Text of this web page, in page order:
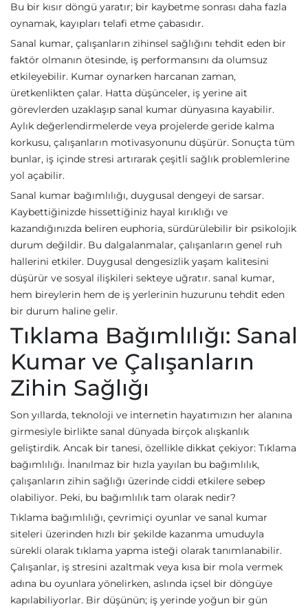
Bu bir kısır döngü yaratır; bir kaybetme sonrası daha fazla
oynamak, kayıpları telafi etme çabasıdır.
Sanal kumar, çalışanların zihinsel sağlığını tehdit eden bir
faktör olmanın ötesinde, iş performansını da olumsuz
etkileyebilir. Kumar oynarken harcanan zaman,
üretkenlikten çalar. Hatta düşünceler, iş yerine ait
görevlerden uzaklaşıp sanal kumar dünyasına kayabilir.
Aylık değerlendirmelerde veya projelerde geride kalma
korkusu, çalışanların motivasyonunu düşürür. Sonuçta tüm
bunlar, iş içinde stresi artırarak çeşitli sağlık problemlerine
yol açabilir.
Sanal kumar bağımlılığı, duygusal dengeyi de sarsar.
Kaybettiğinizde hissettiğiniz hayal kırıklığı ve
kazandığınızda beliren euphoria, sürdürülebilir bir psikolojik
durum değildir. Bu dalgalanmalar, çalışanların genel ruh
hallerini etkiler. Duygusal dengesizlik yaşam kalitesini
düşürür ve sosyal ilişkileri sekteye uğratır. sanal kumar,
hem bireylerin hem de iş yerlerinin huzurunu tehdit eden
bir durum haline gelir.
Tıklama Bağımlılığı: Sanal
Kumar ve Çalışanların
Zihin Sağlığı
Son yıllarda, teknoloji ve internetin hayatımızın her alanına
girmesiyle birlikte sanal dünyada birçok alışkanlık
geliştirdik. Ancak bir tanesi, özellikle dikkat çekiyor: Tıklama
bağımlılığı. İnanılmaz bir hızla yayılan bu bağımlılık,
çalışanların zihin sağlığı üzerinde ciddi etkilere sebep
olabiliyor. Peki, bu bağımlılık tam olarak nedir?
Tıklama bağımlılığı, çevrimiçi oyunlar ve sanal kumar
siteleri üzerinden hızlı bir şekilde kazanma umuduyla
sürekli olarak tıklama yapma isteği olarak tanımlanabilir.
Çalışanlar, iş stresini azaltmak veya kısa bir mola vermek
adına bu oyunlara yönelirken, aslında içsel bir döngüye
kapılabiliyorlar. Bir düşünün; iş yerinde yoğun bir gün